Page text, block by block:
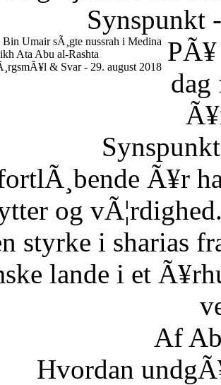
Synspunkt
Umair sÃ¸gte nussrah i Medina
Ata Abu al-Rashta
& Svar - 29. august 2018
dag
Ã¥r
og
styrke i sharias
lande i et
Af
Hvordan